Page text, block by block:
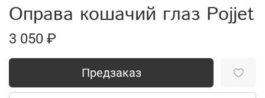
Оправа кошачий глаз Pojjet
3 050 ₽
Предзаказ